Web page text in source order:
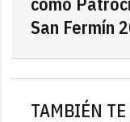
San Fermín
TAMBIÉN